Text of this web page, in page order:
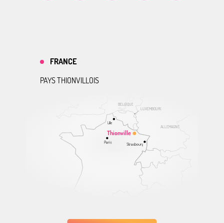
ALLEMAGNE
BELGIQUE
LUXEMBOURG
Thionville
Lille
Paris Strasbourg
FRANCE
PAYS THIONVILLOIS